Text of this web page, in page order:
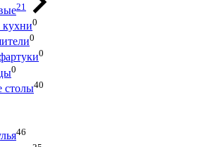
21
0
0
0
0
столы40
46